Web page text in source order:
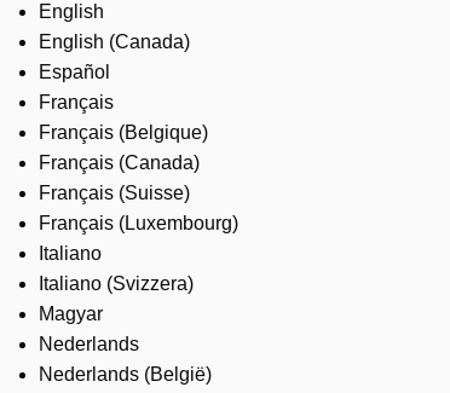
English
English (Canada)
Español
Français
Français (Belgique)
Français (Canada)
Français (Suisse)
Français (Luxembourg)
Italiano
Italiano (Svizzera)
Magyar
Nederlands
Nederlands (België)